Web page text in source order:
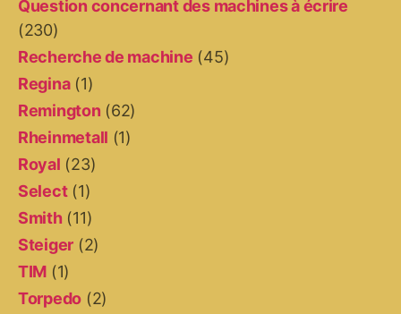
Question concernant des machines à écrire
(230)
Recherche de machine (45)
Regina(1)
Remington (62)
Rheinmetall (1)
Royal (23)
Select(1)
Smith(11)
Steiger (2)
TIM (1)
Torpedo (2)